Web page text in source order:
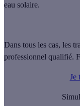
eau solaire.
Dans tous les cas, les
professionnel qualifié.
Je